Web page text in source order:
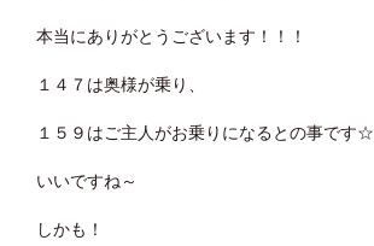
本当にありがとうございます！！！
１４７は奥様が乗り、
１５９はご主人がお乗りになるとの事です☆
いいですね～
しかも！